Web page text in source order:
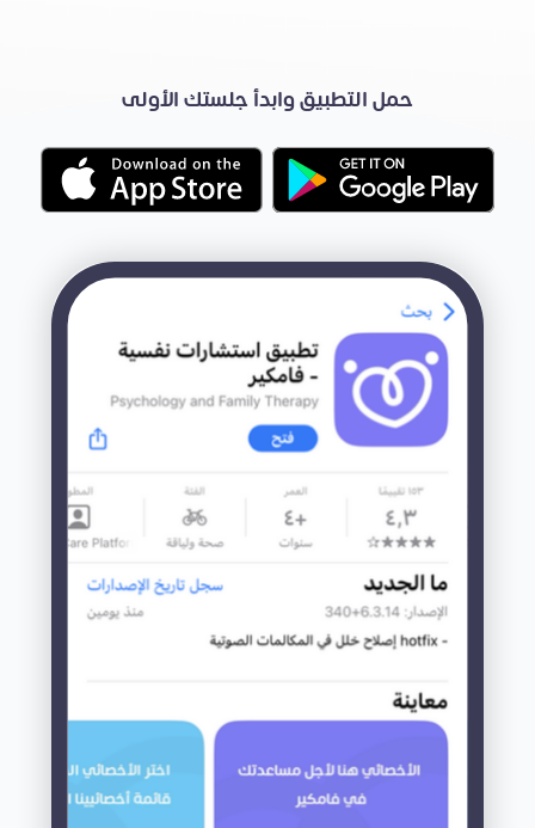
حمل التطبيق وابدأ جلستك الأولى